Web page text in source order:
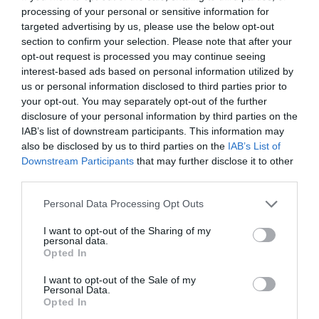
processing of your personal or sensitive information for
targeted advertising by us, please use the below opt-out
section to confirm your selection. Please note that after your
opt-out request is processed you may continue seeing
interest-based ads based on personal information utilized by
us or personal information disclosed to third parties prior to
your opt-out. You may separately opt-out of the further
disclosure of your personal information by third parties on the
IAB’s list of downstream participants. This information may
also be disclosed by us to third parties on the IAB’s List of
Downstream Participants that may further disclose it to other
Please note that this website/app uses one or more Google
not limited to your visit or usage behaviour. You may click to
grant or deny consent to Google and its third-party tags to
use your data for below specified purposes in below Google
consent section.
Personal Data Processing Opt Outs
I want to opt-out of the Sharing of my
personal data.
Opted In
I want to opt-out of the Sale of my
Personal Data.
Opted In
καλούνται να λειτουργούν ως ένα ενιαίο,
διασυνδεδεμένο σύστημα, υπερβαίνοντας τα
οργανωτικά «silos». Η έμφαση μετατοπίζεται
από τη διαχείριση ανθρώπινου δυναμικού
στη διαχείριση αποτελεσμάτων. Παράλληλα,
απαιτείται ένα πιο δυναμικό μοντέλο
διακυβέρνησης, όπου θα υπάρχει εποπτεία
για τη συνεργασία ανθρώπου-ΤΝ και θα
διασφαλίζεται η εμπιστοσύνη, η διαχείριση
κινδύνων και η απόδοση.
Οργανωσιακή ετοιμότητα ως στρατηγικό
πλεονέκτημα
Η ετοιμότητα του οργανισμού πρέπει να